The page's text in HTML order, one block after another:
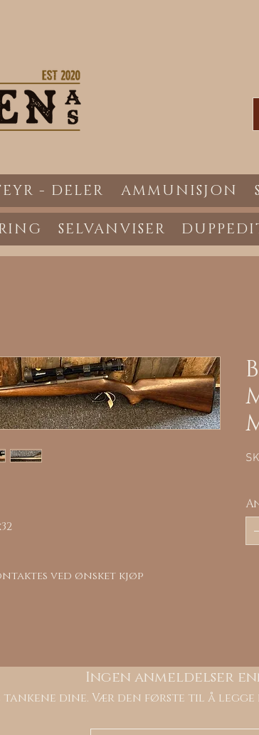
- DELER AMMUNISJON
SELVANVISER
ved ønsket kjøp
Ingen anmeldelser
tankene dine. Vær den første til å legge